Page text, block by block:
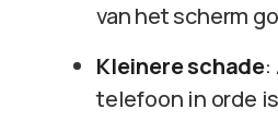
van het scherm
Kleinere schade
telefoon in orde